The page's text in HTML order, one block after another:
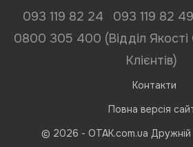
093 119 82 24 093 119 82 49
0800 305 400 (Відділ Якості
Клієнтів)
Контакти
Повна версія
© 2026 - ОТАК.com.ua Дружній